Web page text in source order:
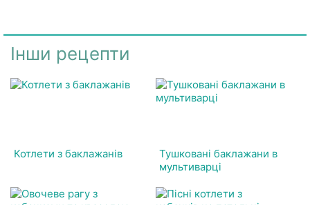
Інши рецепти
Котлети з баклажанів
Тушковані баклажани в
мультиварці